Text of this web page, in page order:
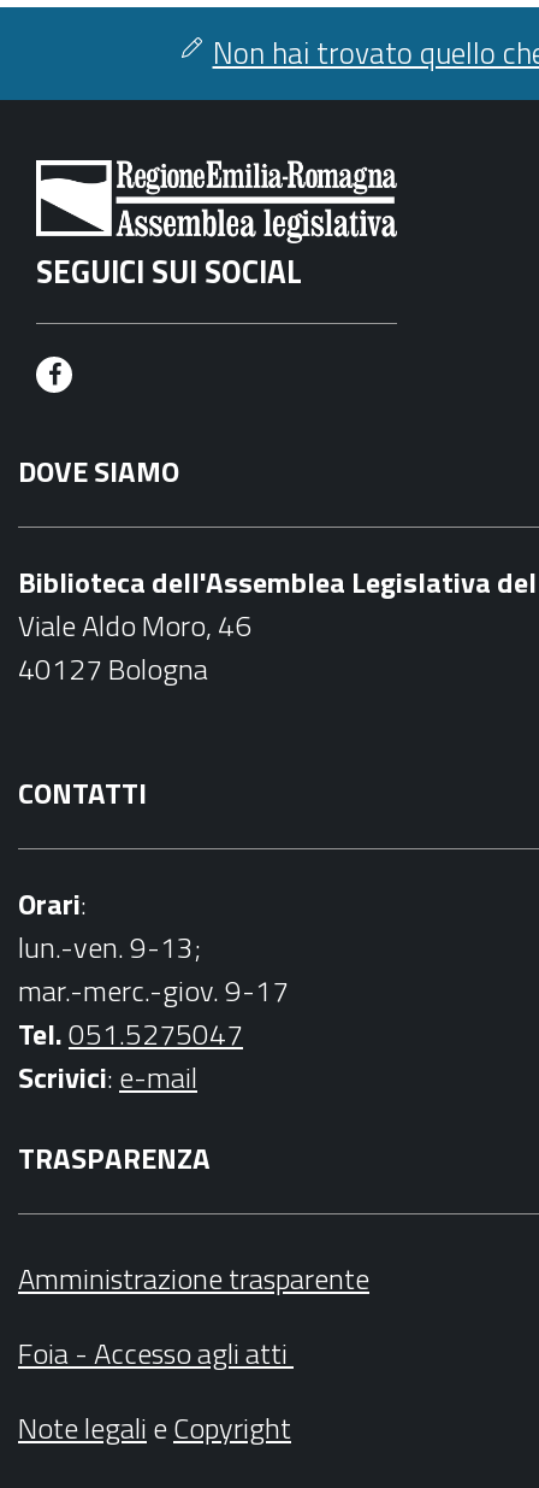
Non hai trovato quello
SEGUICI SUI SOCIAL
F
c
e
o
k
DOVE SIAMO
Biblioteca dell'Assemblea Legislativa
Viale Aldo Moro, 46
40127 Bologna
CONTATTI
Orari:
lun.-ven. 9-13;
mar.-merc.-giov. 9-17
Tel.051.5275047
Scrivici:e-mail
TRASPARENZA
Amministrazione trasparente
Foia - Accesso agli atti
Note legalieCopyright